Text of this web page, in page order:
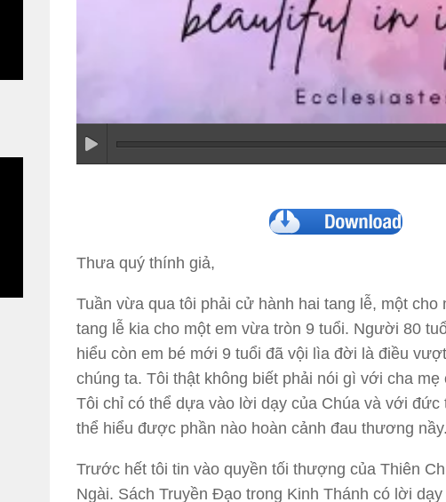
Thưa quý thính giả,
Tuần vừa qua tôi phải cử hành hai tang lễ, một cho
tang lễ kia cho một em vừa tròn 9 tuổi. Người 80
hiểu còn em bé mới 9 tuổi đã vội lìa đời là điều
chúng ta. Tôi thật không biết phải nói gì với cha
Tôi chỉ có thể dựa vào lời dạy của Chúa và với đức
thể hiểu được phần nào hoàn cảnh đau thương nầy.
Trước hết tôi tin vào quyền tối thượng của Thiên
Ngài. Sách Truyền Đạo trong Kinh Thánh có lời